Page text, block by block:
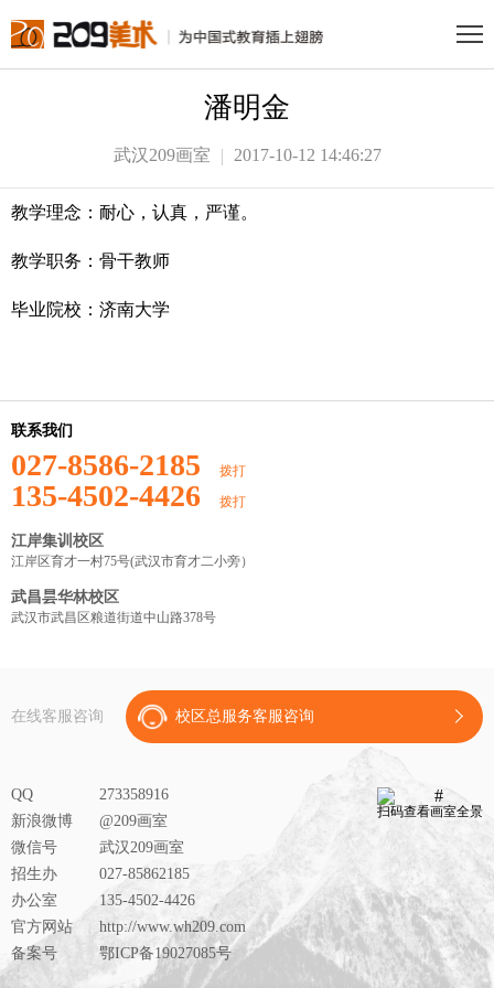
潘明金
武汉209画室 2017-10-12 14:46:27
教学理念：耐心，认真，严谨。
教学职务：骨干教师
毕业院校：济南大学
联系我们
027-8586-2185 拨打
135-4502-4426 拨打
江岸集训校区
江岸区育才一村75号(武汉市育才二小旁）
武昌昙华林校区
武汉市武昌区粮道街道中山路378号
在线客服咨询 校区总服务客服咨询
QQ
273358916
新浪微博
@209画室
微信号
武汉209画室
招生办
027-85862185
办公室
135-4502-4426
官方网站
http://www.wh209.com
备案号
鄂ICP备19027085号
扫码查看画室全景